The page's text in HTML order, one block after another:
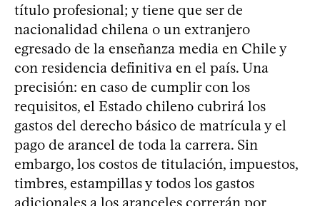
título profesional; y tiene que ser de
nacionalidad chilena o un extranjero
egresado de la enseñanza media en Chile y
con residencia definitiva en el país. Una
precisión: en caso de cumplir con los
requisitos, el Estado chileno cubrirá los
gastos del derecho básico de matrícula y el
pago de arancel de toda la carrera. Sin
embargo, los costos de titulación, impuestos,
timbres, estampillas y todos los gastos
adicionales a los aranceles correrán por